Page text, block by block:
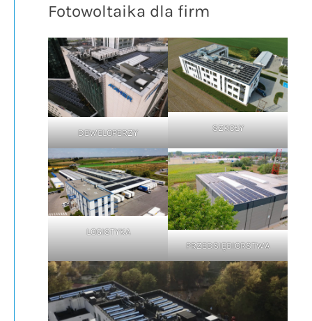
Fotowoltaika dla firm
DEWELOPERZY SZKOŁY
LOGISTYKA
PRZEDSIĘBIORSTWA